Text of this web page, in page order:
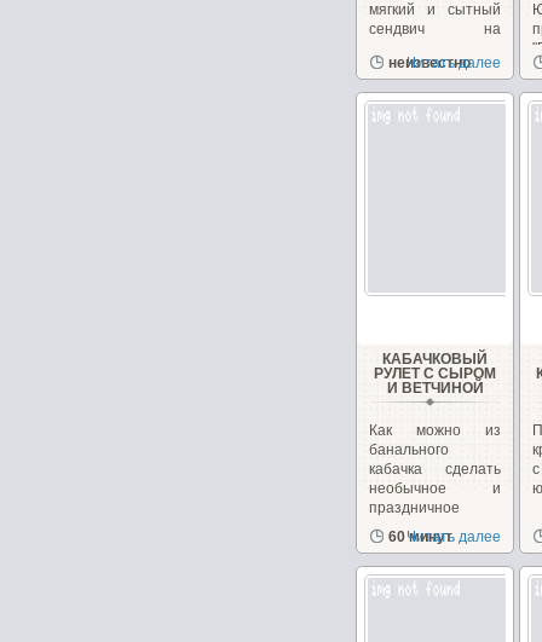
мягкий и сытный
сендвич на
закуску!...
неизвестно
Читать далее
КАБАЧКОВЫЙ
РУЛЕТ С СЫРОМ
И ВЕТЧИНОЙ
Как можно из
банального
кабачка сделать
необычное и
праздничное
блюдо. Взяв...
60 минут
Читать далее